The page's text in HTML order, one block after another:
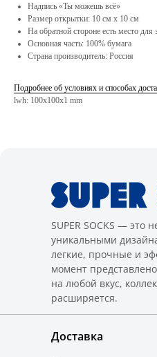
Надпись «Ты можешь всё»
Размер открытки: 10 см х 10 см
На обратной стороне есть место
Основная часть: 100% бумага
Страна производитель: Россия
Подробнее об условиях и способах
lwh: 100x100x1 mm
SUPER SOCKS — это
уникальными
легкие, прочные и
момент
на любой вкус,
расширяется.
Доставка